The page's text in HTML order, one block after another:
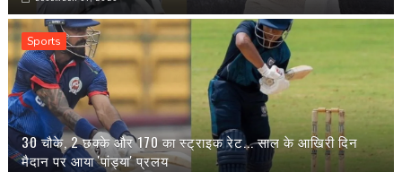
Sports
30 चौके, 2 छक्के और 170 का स्ट्राइक रेट... साल के आखिरी दिन
मैदान पर आया 'पांड्या' प्रलय